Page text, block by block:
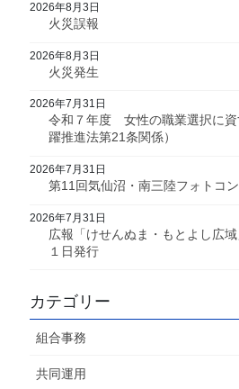
火災誤報
2026年8月3日
火災発生
2026年8月3日
令和７年度 女性の職業選択に資
躍推進法第21条関係）
2026年7月31日
第11回気仙沼・南三陸フォトコ
2026年7月31日
広報「けせんぬま・もとよし広
１日発行
2026年7月31日
カテゴリー
組合事務
共同運用